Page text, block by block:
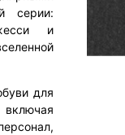
серии:
и
для